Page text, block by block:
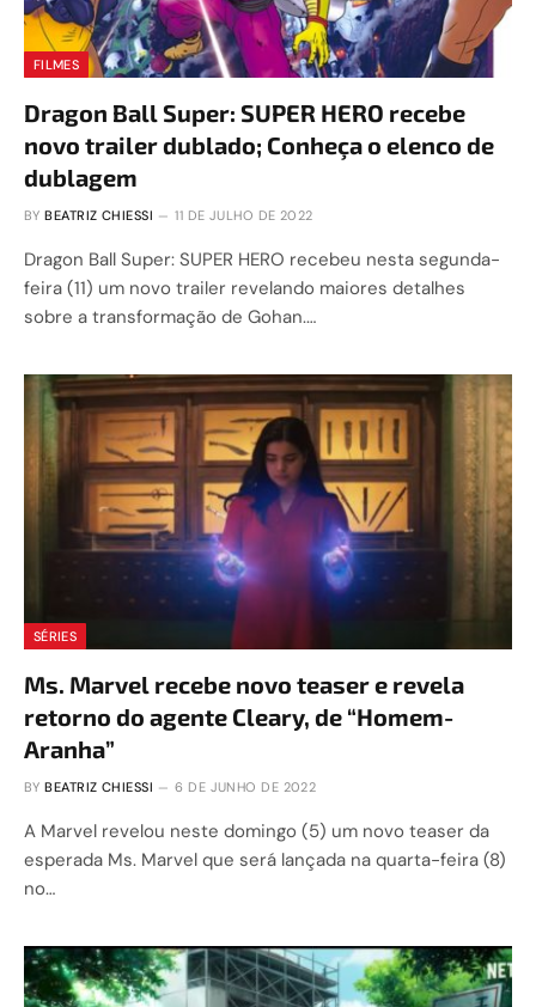
FILMES
Dragon Ball Super: SUPER HERO recebe
novo trailer dublado; Conheça o elenco de
dublagem
BY BEATRIZ CHIESSI 11 DE JULHO DE 2022
Dragon Ball Super: SUPER HERO recebeu nesta segunda-
feira (11) um novo trailer revelando maiores detalhes
sobre a transformação de Gohan.…
SÉRIES
Ms. Marvel recebe novo teaser e revela
retorno do agente Cleary, de “Homem-
Aranha”
BY BEATRIZ CHIESSI 6 DE JUNHO DE 2022
A Marvel revelou neste domingo (5) um novo teaser da
esperada Ms. Marvel que será lançada na quarta-feira (8)
no…